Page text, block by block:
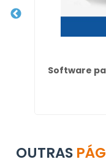
Software
OUTRAS